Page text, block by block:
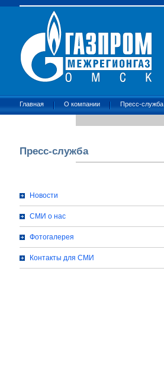
Главная О компании Пресс-служба
Пресс-служба
Новости
СМИ о нас
Фотогалерея
Контакты для СМИ